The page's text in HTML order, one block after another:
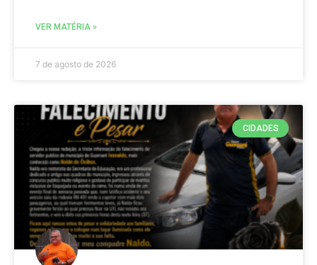
VER MATÉRIA »
7 de agosto de 2026
CIDADES